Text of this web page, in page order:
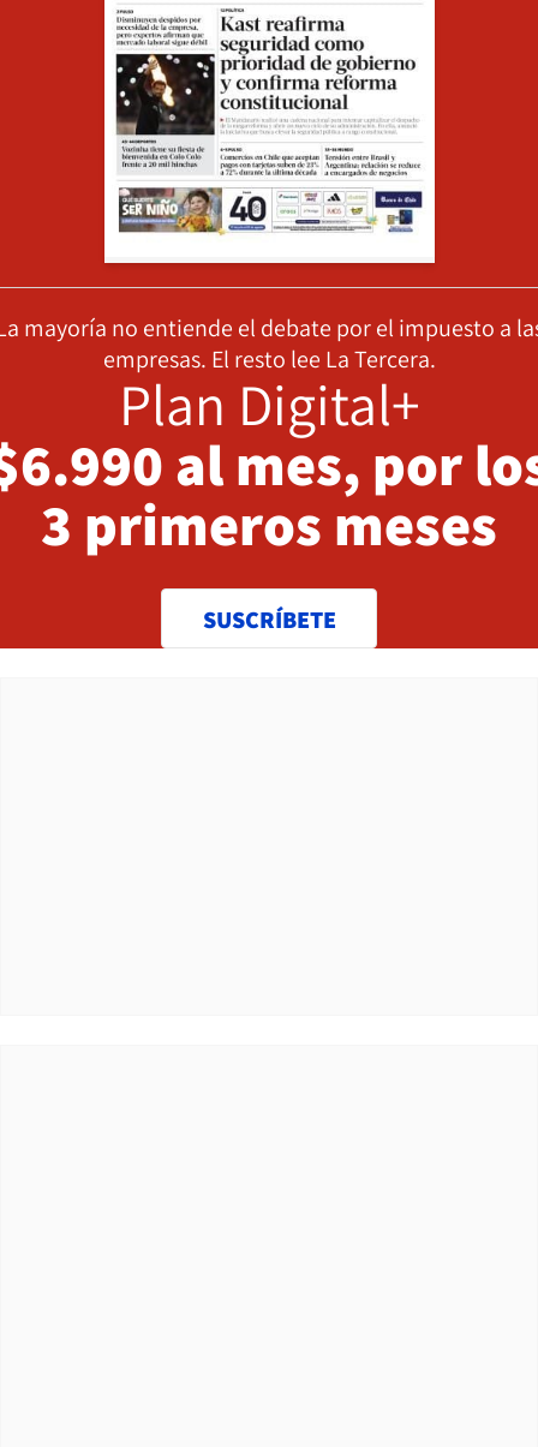
mayoría no entiende el debate por el impuesto a
empresas. El resto lee La Tercera.
Plan Digital+
al mes, por
3 primeros meses
SUSCRÍBETE